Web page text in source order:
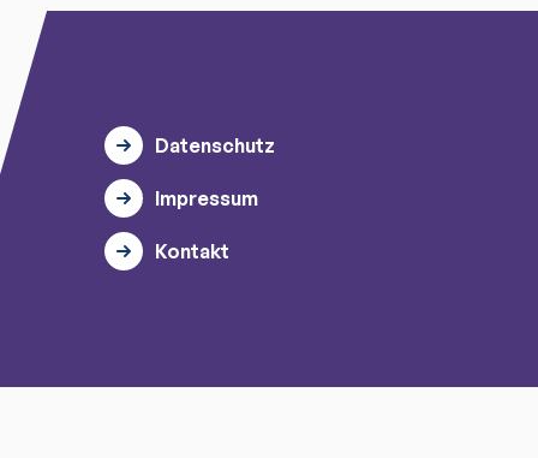
Datenschutz
Impressum
Kontakt